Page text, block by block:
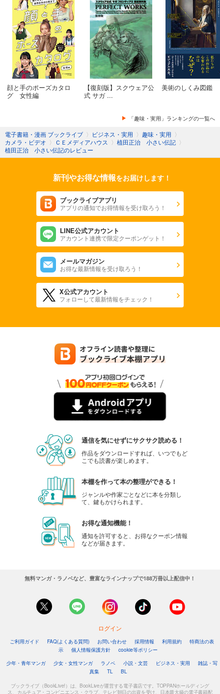
顔と手のポーズカタロ
グ 女性編
【復刻版】スクウェア公
式 サガ ...
美術のしくみ図鑑
「趣味・実用」ランキングの一覧へ
電子書籍・漫画 ブックライブ 〉 ビジネス・実用 〉 趣味・実用 〉
カメラ・ビデオ 〉 ＣＥメディアハウス 〉 植田正治 小さい伝記 〉
植田正治 小さい伝記のレビュー
新刊やお得な情報をお届けします！
ブックライブアプリ
アプリの通知でお得情報を受け取ろう！
LINE公式アカウント
アカウント連携で限定クーポンゲット！
メールマガジン
お得な最新情報を受け取ろう！
X公式アカウント
フォローして最新情報をチェック！
通信を気にせずにサクサク読める！
作品をダウンロードすれば、いつでもど
こでも読書が楽しめます。
本棚を作って本の整理ができる！
ジャンルや作家ごとなどに本を分類し
て、鍵もかけられます。
お得な通知機能！
通知を許可すると、お得なクーポン情報
などが届きます。
無料マンガ・ラノベなど、豊富なラインナップで188万冊以上配信中！
ログイン
ご利用ガイド FAQ(よくある質問) お問い合わせ 採用情報 利用規約
特商法の表
示
個人情報保護方針
cookie等ポリシー
少年・青年マンガ
少女・女性マンガ ラノベ 小説・文芸 ビジネス・実用
雑誌・写
真集
TL BL
ブックライブ（BookLive!）は、BookLiveが運営する電子書店です。TOPPANホールディング
ス、カルチュア・コンビニエンス・クラブ、テレビ朝日の出資を受け、日本最大級の電子書籍配